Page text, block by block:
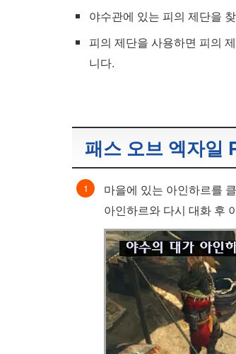
야수관에 있는 피의 제단을
피의 제단을 사용하면 피의
니다.
패스 오브 엑자일
마을에 있는 아인하르를
아인하르와 다시 대화 후